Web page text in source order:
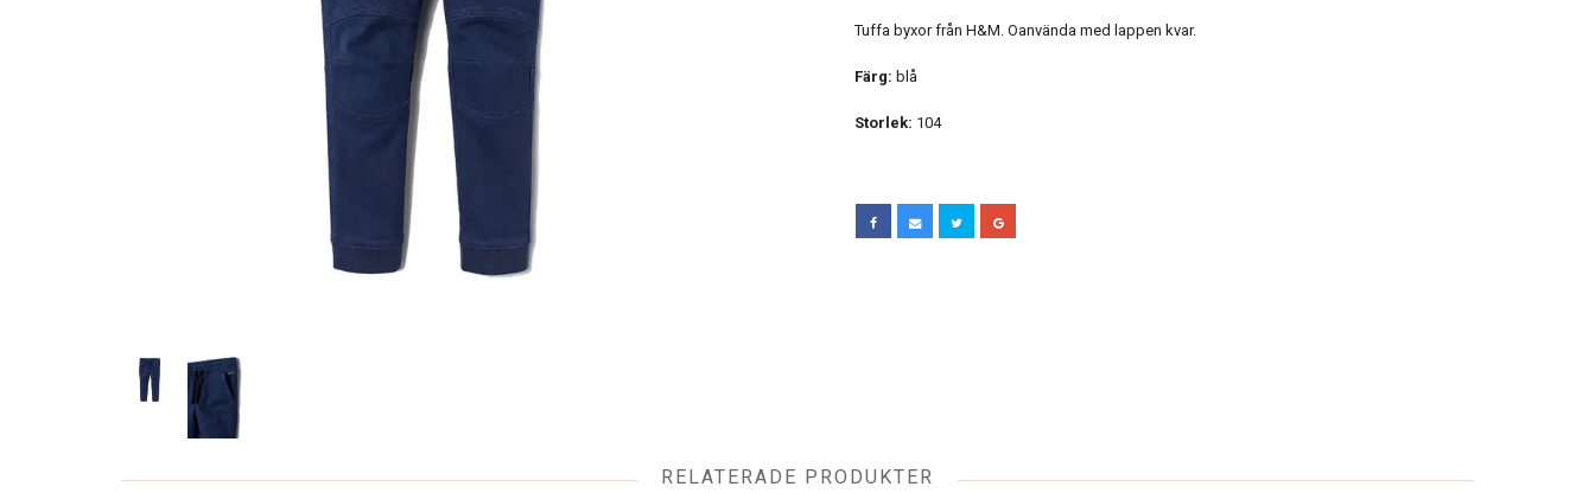
Tuffa byxor från H&M. Oanvända med lappen kvar.
Färg: blå
Storlek: 104
RELATERADE PRODUKTER